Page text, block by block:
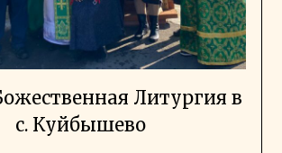
Литургия в
с. Куйбышево